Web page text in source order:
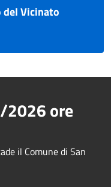
Vicinato
ore
il Comune di San